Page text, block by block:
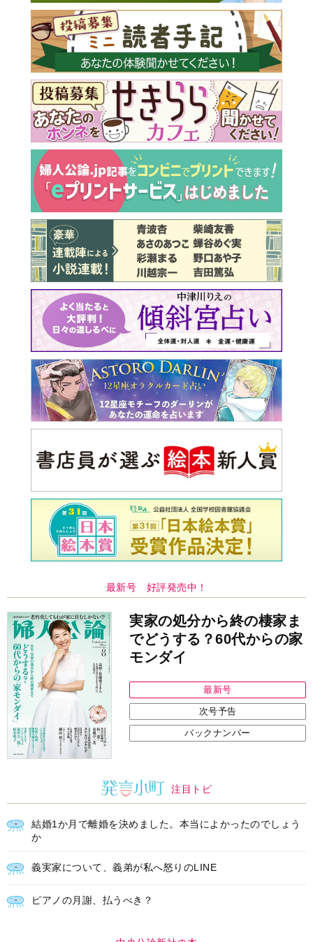
最新号 好評発売中！
実家の処分から終の棲家ま
でどうする？60代からの家
モンダイ
最新号
次号予告
バックナンバー
注目トピ
結婚1か月で離婚を決めました。本当によかったのでしょう
か
義実家について、義弟が私へ怒りのLINE
ピアノの月謝、払うべき？